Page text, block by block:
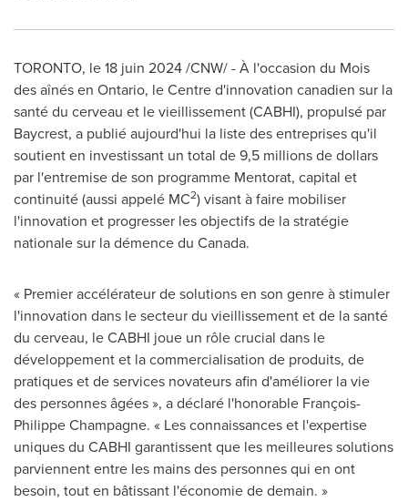
TORONTO, le 18 juin 2024/CNW/ - À l'occasion du Mois
des aînés en Ontario, le Centre d'innovation canadien sur la
santé du cerveau et le vieillissement (CABHI), propulsé par
Baycrest, a publié aujourd'hui la liste des entreprises qu'il
soutient en investissant un total de 9,5 millions de dollars
par l'entremise de son programme Mentorat, capital et
continuité (aussi appelé MC2) visant à faire mobiliser
l'innovation et progresser les objectifs de la stratégie
nationale sur la démence du Canada.
« Premier accélérateur de solutions en son genre à stimuler
l'innovation dans le secteur du vieillissement et de la santé
du cerveau, le CABHI joue un rôle crucial dans le
développement et la commercialisation de produits, de
pratiques et de services novateurs afin d'améliorer la vie
des personnes âgées », a déclaré l'honorable François-
Philippe Champagne. « Les connaissances et l'expertise
uniques du CABHI garantissent que les meilleures solutions
parviennent entre les mains des personnes qui en ont
besoin, tout en bâtissant l'économie de demain. »